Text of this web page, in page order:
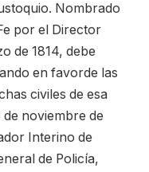
Nombrado
por el Director
de 1814, debe
en favorde las
civiles de esa
de noviembre de
Interino de
de Policía,